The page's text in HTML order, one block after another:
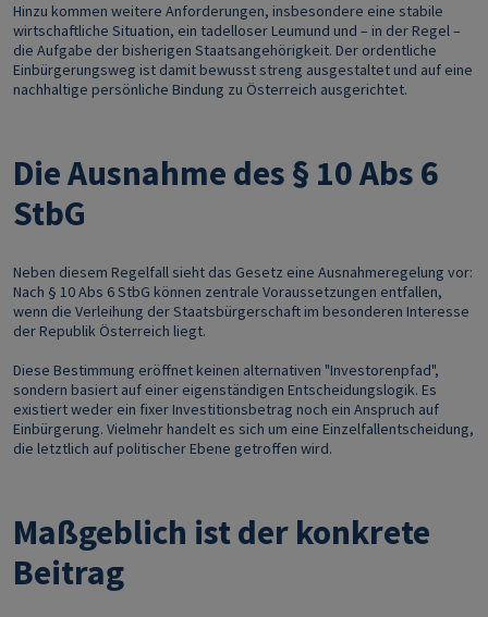
Hinzu kommen weitere Anforderungen, insbesondere eine stabile
wirtschaftliche Situation, ein tadelloser Leumund und – in der Regel –
die Aufgabe der bisherigen Staatsangehörigkeit. Der ordentliche
Einbürgerungsweg ist damit bewusst streng ausgestaltet und auf eine
nachhaltige persönliche Bindung zu Österreich ausgerichtet.
Die Ausnahme des § 10 Abs 6
StbG
Neben diesem Regelfall sieht das Gesetz eine Ausnahmeregelung vor:
Nach § 10 Abs 6 StbG können zentrale Voraussetzungen entfallen,
wenn die Verleihung der Staatsbürgerschaft im besonderen Interesse
der Republik Österreich liegt.
Diese Bestimmung eröffnet keinen alternativen "Investorenpfad",
sondern basiert auf einer eigenständigen Entscheidungslogik. Es
existiert weder ein fixer Investitionsbetrag noch ein Anspruch auf
Einbürgerung. Vielmehr handelt es sich um eine Einzelfallentscheidung,
die letztlich auf politischer Ebene getroffen wird.
Maßgeblich ist der konkrete
Beitrag